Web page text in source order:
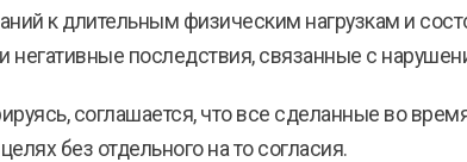
к длительным физическим нагрузкам и
негативные последствия, связанные с
соглашается, что все сделанные во
без отдельного на то согласия.